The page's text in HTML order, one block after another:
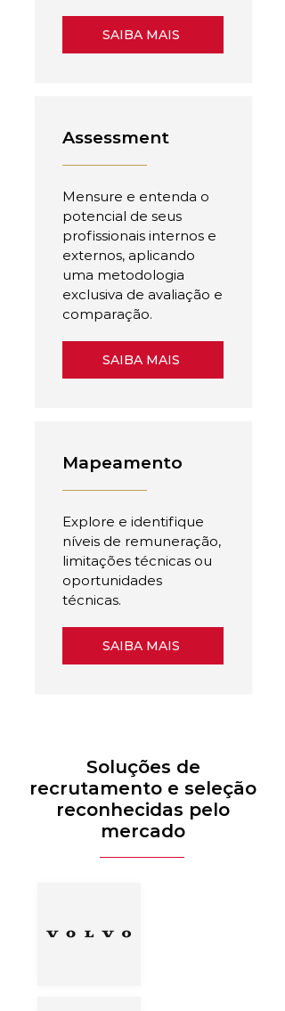
SAIBA MAIS
Assessment
Mensure e entenda o
potencial de seus
profissionais internos e
externos, aplicando
uma metodologia
exclusiva de avaliação e
comparação.
SAIBA MAIS
Mapeamento
Explore e identifique
níveis de remuneração,
limitações técnicas ou
oportunidades
técnicas.
SAIBA MAIS
Soluções de
recrutamento e seleção
reconhecidas pelo
mercado